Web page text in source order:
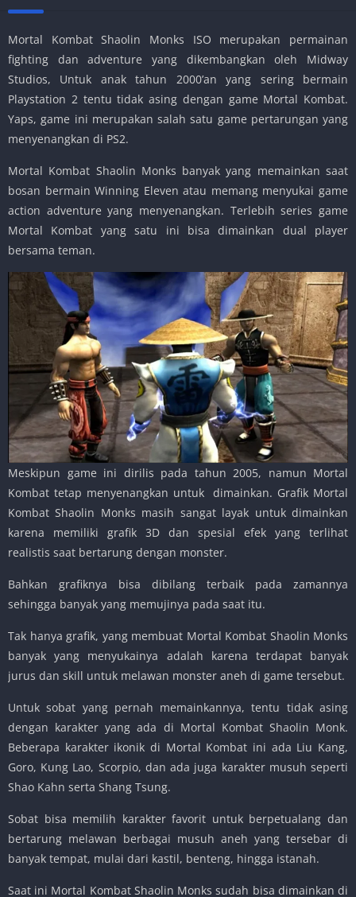
Mortal Kombat Shaolin Monks ISO merupakan permainan
fighting dan adventure yang dikembangkan oleh Midway
Studios, Untuk anak tahun 2000’an yang sering bermain
Playstation 2 tentu tidak asing dengan game Mortal Kombat.
Yaps, game ini merupakan salah satu game pertarungan yang
menyenangkan di PS2.
Mortal Kombat Shaolin Monks banyak yang memainkan saat
bosan bermain Winning Eleven atau memang menyukai game
action adventure yang menyenangkan. Terlebih series game
Mortal Kombat yang satu ini bisa dimainkan dual player
bersama teman.
Meskipun game ini dirilis pada tahun 2005, namun Mortal
Kombat tetap menyenangkan untuk dimainkan. Grafik Mortal
Kombat Shaolin Monks masih sangat layak untuk dimainkan
karena memiliki grafik 3D dan spesial efek yang terlihat
realistis saat bertarung dengan monster.
Bahkan grafiknya bisa dibilang terbaik pada zamannya
sehingga banyak yang memujinya pada saat itu.
Tak hanya grafik, yang membuat Mortal Kombat Shaolin Monks
banyak yang menyukainya adalah karena terdapat banyak
jurus dan skill untuk melawan monster aneh di game tersebut.
Untuk sobat yang pernah memainkannya, tentu tidak asing
dengan karakter yang ada di Mortal Kombat Shaolin Monk.
Beberapa karakter ikonik di Mortal Kombat ini ada Liu Kang,
Goro, Kung Lao, Scorpio, dan ada juga karakter musuh seperti
Shao Kahn serta Shang Tsung.
Sobat bisa memilih karakter favorit untuk berpetualang dan
bertarung melawan berbagai musuh aneh yang tersebar di
banyak tempat, mulai dari kastil, benteng, hingga istanah.
Saat ini Mortal Kombat Shaolin Monks sudah bisa dimainkan di